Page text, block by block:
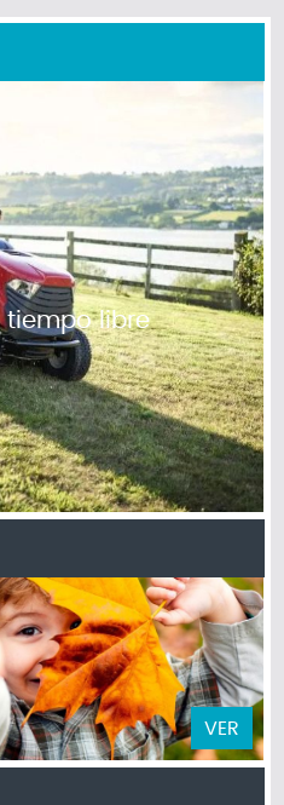
tiempo libre
VER